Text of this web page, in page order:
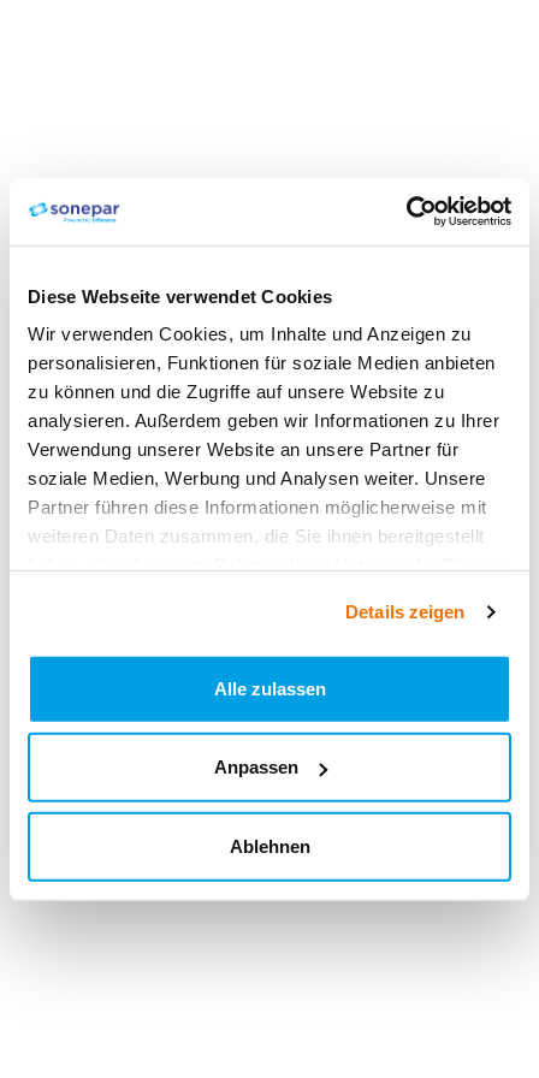
Diese Webseite verwendet Cookies
Wir verwenden Cookies, um Inhalte und Anzeigen zu
personalisieren, Funktionen für soziale Medien anbieten
zu können und die Zugriffe auf unsere Website zu
analysieren. Außerdem geben wir Informationen zu Ihrer
Verwendung unserer Website an unsere Partner für
soziale Medien, Werbung und Analysen weiter. Unsere
Partner führen diese Informationen möglicherweise mit
weiteren Daten zusammen, die Sie ihnen bereitgestellt
Details zeigen
Alle zulassen
Anpassen
Ablehnen